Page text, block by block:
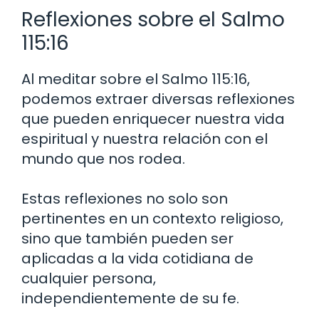
Reflexiones sobre el Salmo
115:16
Al meditar sobre el Salmo 115:16,
podemos extraer diversas reflexiones
que pueden enriquecer nuestra vida
espiritual y nuestra relación con el
mundo que nos rodea.
Estas reflexiones no solo son
pertinentes en un contexto religioso,
sino que también pueden ser
aplicadas a la vida cotidiana de
cualquier persona,
independientemente de su fe.